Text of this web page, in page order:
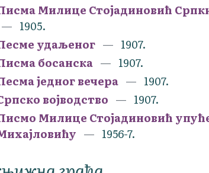
Милице Стојадиновић
1905.
удаљеног
1907.
босанска
1907.
једног вечера
1907.
војводство
1907.
Милице Стојадиновић
1956-7.